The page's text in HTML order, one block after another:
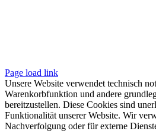
Page load link
Unsere Website verwendet technisch
Warenkorbfunktion und andere
bereitzustellen. Diese Cookies sind
Funktionalität unserer Website. Wir
Nachverfolgung oder für externe